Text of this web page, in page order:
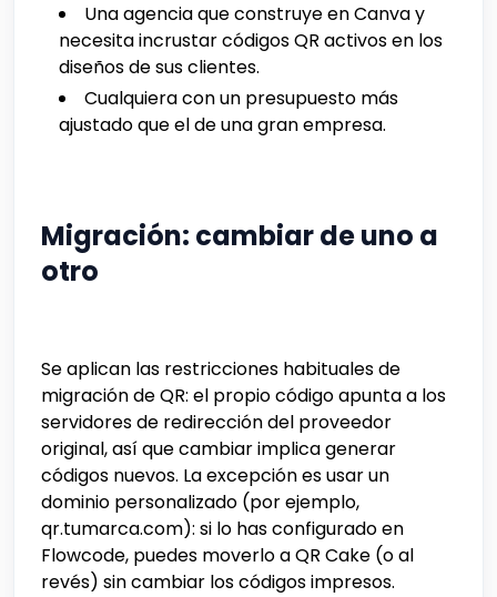
Una agencia que construye en Canva y
necesita incrustar códigos QR activos en los
diseños de sus clientes.
Cualquiera con un presupuesto más
ajustado que el de una gran empresa.
Migración: cambiar de uno a
otro
Se aplican las restricciones habituales de
migración de QR: el propio código apunta a los
servidores de redirección del proveedor
original, así que cambiar implica generar
códigos nuevos. La excepción es usar un
dominio personalizado (por ejemplo,
qr.tumarca.com): si lo has configurado en
Flowcode, puedes moverlo a QR Cake (o al
revés) sin cambiar los códigos impresos.